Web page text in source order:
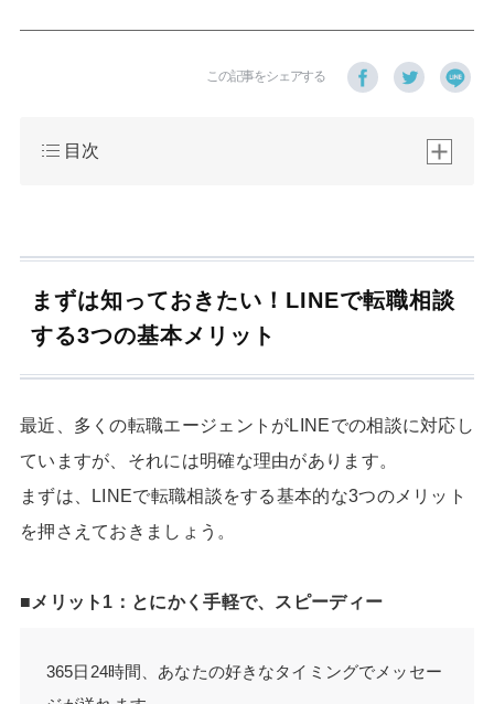
この記事をシェアする
目次
まずは知っておきたい！LINEで転職相談
する3つの基本メリット
最近、多くの転職エージェントがLINEでの相談に対応し
ていますが、それには明確な理由があります。
まずは、LINEで転職相談をする基本的な3つのメリット
を押さえておきましょう。
■メリット1：とにかく手軽で、スピーディー
365日24時間、あなたの好きなタイミングでメッセー